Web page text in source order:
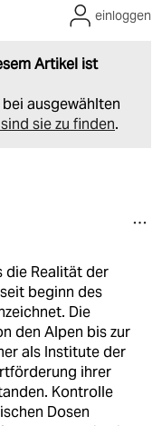
Artikel ist
ausgewählten
sie zu finden.
einloggen
die Realität der
beginn des
Die
den Alpen bis zur
als Institute der
ihrer
Kontrolle
Dosen